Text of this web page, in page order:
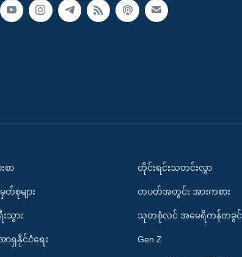
စာ
တ်စုများ
သွား
ရှနိုင်ငံရေး
တိုင်းရင်းသတင်းလွှာ
တပတ်အတွင်း အားကစား
သုတစုံလင် အမေရိကန်တခွင်
Gen Z